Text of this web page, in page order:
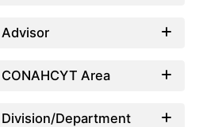
Advisor
CONAHCYT Area
Division/Department